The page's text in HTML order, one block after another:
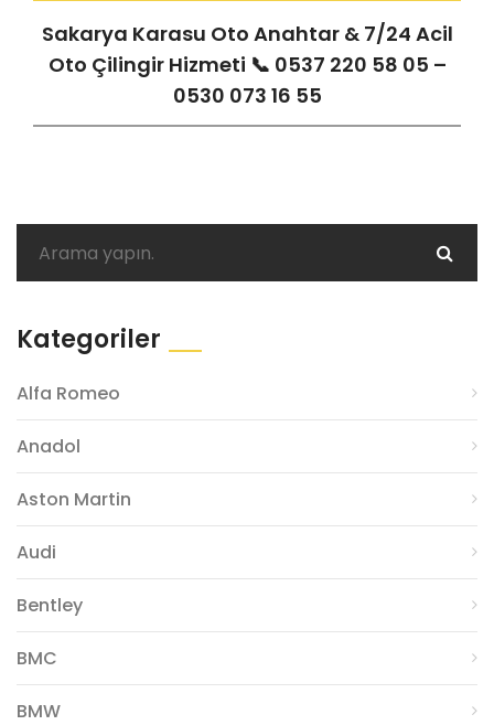
Sakarya Karasu Oto Anahtar & 7/24 Acil
Oto Çilingir Hizmeti 📞 0537 220 58 05 –
0530 073 16 55
Kategoriler
Alfa Romeo
Anadol
Aston Martin
Audi
Bentley
BMC
BMW